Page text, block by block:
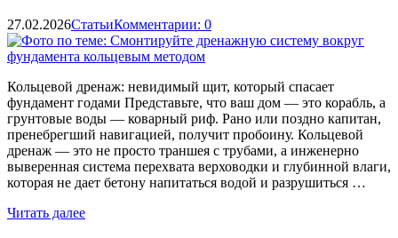
27.02.2026СтатьиКомментарии: 0
Кольцевой дренаж: невидимый щит, который спасает
фундамент годами Представьте, что ваш дом — это корабль, а
грунтовые воды — коварный риф. Рано или поздно капитан,
пренебрегший навигацией, получит пробоину. Кольцевой
дренаж — это не просто траншея с трубами, а инженерно
выверенная система перехвата верховодки и глубинной влаги,
которая не дает бетону напитаться водой и разрушиться …
Читать далее